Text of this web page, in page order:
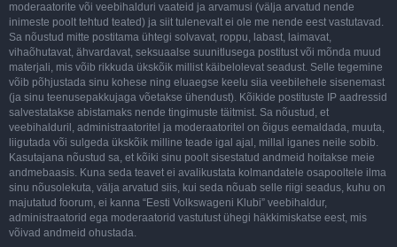
moderaatorite või veebihalduri vaateid ja arvamusi (välja arvatud nende
inimeste poolt tehtud teated) ja siit tulenevalt ei ole me nende eest vastutavad.
Sa nõustud mitte postitama ühtegi solvavat, roppu, labast, laimavat,
vihaõhutavat, ähvardavat, seksuaalse suunitlusega postitust või mõnda muud
materjali, mis võib rikkuda ükskõik millist käibelolevat seadust. Selle tegemine
võib põhjustada sinu kohese ning eluaegse keelu siia veebilehele sisenemast
(ja sinu teenusepakkujaga võetakse ühendust). Kõikide postituste IP aadressid
salvestatakse abistamaks nende tingimuste täitmist. Sa nõustud, et
veebihalduril, administraatoritel ja moderaatoritel on õigus eemaldada, muuta,
liigutada või sulgeda ükskõik milline teade igal ajal, millal iganes neile sobib.
Kasutajana nõustud sa, et kõiki sinu poolt sisestatud andmeid hoitakse meie
andmebaasis. Kuna seda teavet ei avalikustata kolmandatele osapooltele ilma
sinu nõusolekuta, välja arvatud siis, kui seda nõuab selle riigi seadus, kuhu on
majutatud foorum, ei kanna “Eesti Volkswageni Klubi” veebihaldur,
administraatorid ega moderaatorid vastutust ühegi häkkimiskatse eest, mis
võivad andmeid ohustada.